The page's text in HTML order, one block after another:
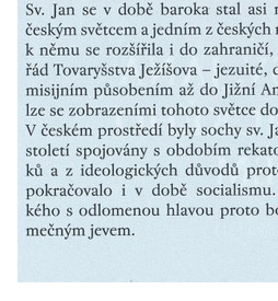
Sochy brouků u Mlýnské stoky v
Budějovicích
Socha svatého Vincence
nádvoří kláštera dominikánů v
Budějovicích
Socha svatého Zachariáše na
kláštera dominikánů v Českých
Budějovicích
dominikánů v Českých